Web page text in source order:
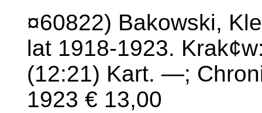
¤60822) Bakowski,
lat 1918-1923.
(12:21) Kart. —;
1923 € 13,00